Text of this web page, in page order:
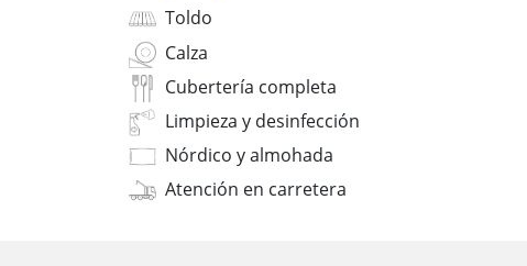
Toldo
Calza
Cubertería completa
Limpieza y desinfección
Nórdico y almohada
Atención en carretera